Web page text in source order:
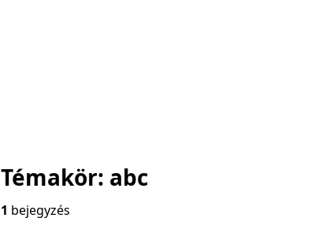
Témakör: abc
1 bejegyzés